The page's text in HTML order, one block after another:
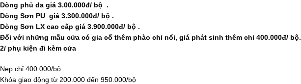
Dòng phủ da giá 3.00.000đ/ bộ .
Dòng Sơn PU giá 3.300.000đ/ bộ .
Dòng Sơn LX cao cấp giá 3.900.000đ/ bộ .
Đối với những mẫu cửa có gia cố thêm phào chỉ nổi, giá phát sinh thêm chỉ 400.000đ/ bộ.
2/ phụ kiện đi kèm cửa
Nẹp chỉ 400.000/bộ
Khóa giao động từ 200.000 đến 950.000/bộ